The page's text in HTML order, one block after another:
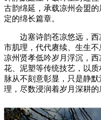
古韵绵延，承载凉州会盟
定的绵长篇章。
边塞诗韵苍凉悠远，
市肌理，代代赓续、生生
凉州贤孝低吟岁月浮沉，
花、泥塑等传统技艺，以
脉从不刻意彰显，只是静
理，尽数浸润着岁月深耕的